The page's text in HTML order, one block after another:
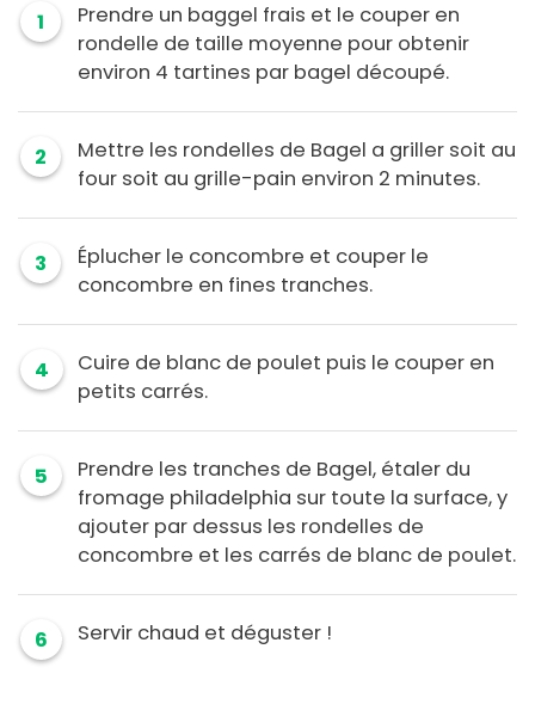
1
Prendre un baggel frais et le couper en
rondelle de taille moyenne pour obtenir
environ 4 tartines par bagel découpé.
2
Mettre les rondelles de Bagel a griller soit au
four soit au grille-pain environ 2 minutes.
3
Éplucher le concombre et couper le
concombre en fines tranches.
4
Cuire de blanc de poulet puis le couper en
petits carrés.
5
Prendre les tranches de Bagel, étaler du
fromage philadelphia sur toute la surface, y
ajouter par dessus les rondelles de
concombre et les carrés de blanc de poulet.
6 Servir chaud et déguster !